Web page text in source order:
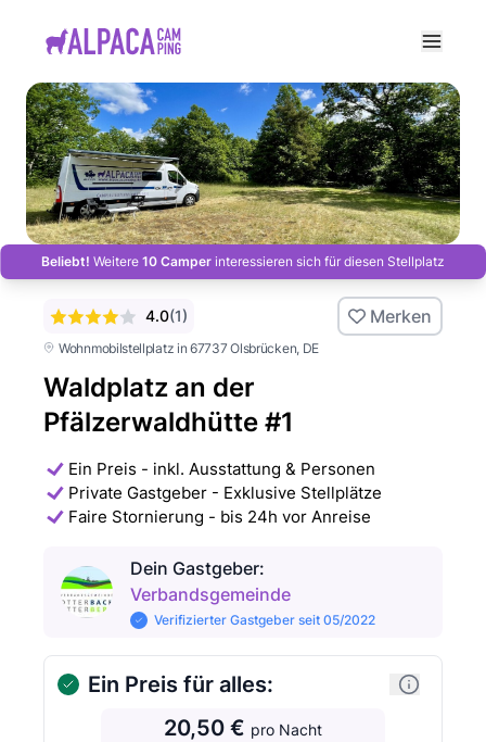
Beliebt! Weitere 10 Camper interessieren sich für diesen Stellplatz
Wohnmobilstellplatz in 67737 Olsbrücken, DE
Waldplatz an der
Pfälzerwaldhütte #1
4.0(1) Merken
Ein Preis - inkl. Ausstattung & Personen
Private Gastgeber - Exklusive Stellplätze
Faire Stornierung - bis 24h vor Anreise
Dein Gastgeber:
Verbandsgemeinde
Verifizierter Gastgeber seit 05/2022
Ein Preis für alles:
20,50 € pro Nacht